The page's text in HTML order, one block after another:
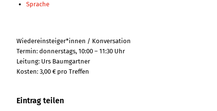
Sprache
Wiedereinsteiger*innen / Konversation
Termin: donnerstags, 10:00 – 11:30 Uhr
Leitung: Urs Baumgartner
Kosten: 3,00 € pro Treffen
Eintrag teilen